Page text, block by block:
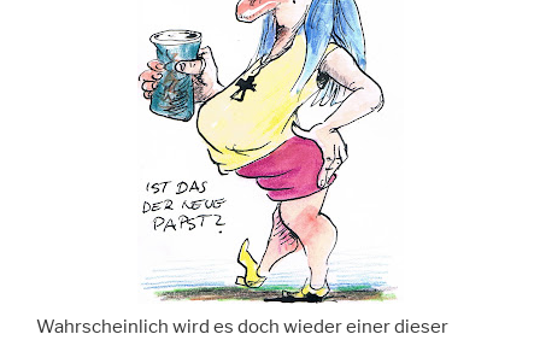
Wahrscheinlich wird es doch wieder einer dieser